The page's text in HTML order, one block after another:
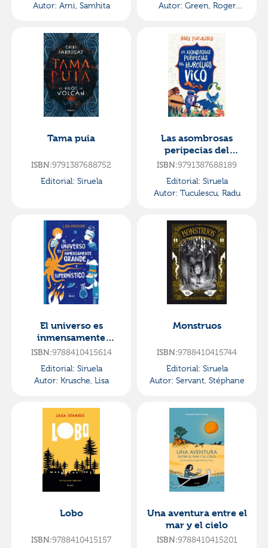
Autor: Arni, Samhita
Autor: Green, Roger
Tama puia
ISBN:9791387688752
Editorial: Siruela
Las asombrosas
peripecias del
murciélago vico
ISBN:9791387688189
Editorial: Siruela
Autor: Tuculescu, Radu
El universo es
inmensamente
grande y
ISBN:9788410415614
Editorial: Siruela
Autor: Krusche, Lisa
Monstruos
ISBN:9788410415744
Editorial: Siruela
Autor: Servant, Stéphane
Lobo
ISBN:9788410415157
Una aventura entre el
mar y el cielo
ISBN:9788410415201